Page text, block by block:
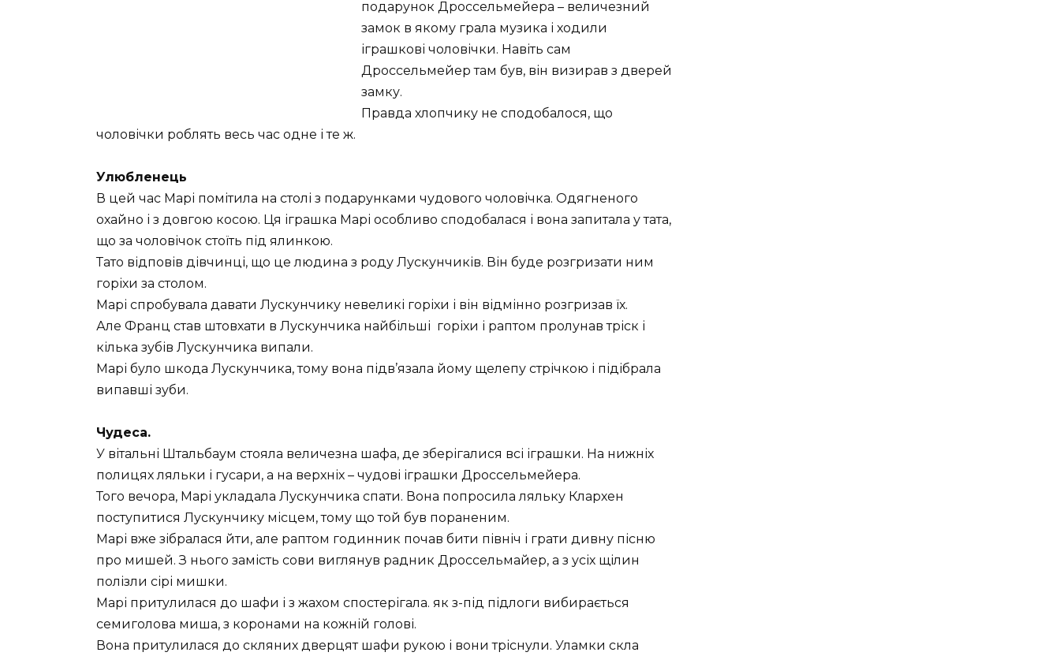
подарунок Дроссельмейера – величезний
замок в якому грала музика і ходили
іграшкові чоловічки. Навіть сам
Дроссельмейер там був, він визирав з дверей
замку.
Правда хлопчику не сподобалося, що
чоловічки роблять весь час одне і те ж.
Улюбленець
В цей час Марі помітила на столі з подарунками чудового чоловічка. Одягненого
охайно і з довгою косою. Ця іграшка Марі особливо сподобалася і вона запитала у тата,
що за чоловічок стоїть під ялинкою.
Тато відповів дівчинці, що це людина з роду Лускунчиків. Він буде розгризати ним
горіхи за столом.
Марі спробувала давати Лускунчику невеликі горіхи і він відмінно розгризав їх.
Але Франц став штовхати в Лускунчика найбільші горіхи і раптом пролунав тріск і
кілька зубів Лускунчика випали.
Марі було шкода Лускунчика, тому вона підв’язала йому щелепу стрічкою і підібрала
випавші зуби.
Чудеса.
У вітальні Штальбаум стояла величезна шафа, де зберігалися всі іграшки. На нижніх
полицях ляльки і гусари, а на верхніх – чудові іграшки Дроссельмейера.
Того вечора, Марі укладала Лускунчика спати. Вона попросила ляльку Клархен
поступитися Лускунчику місцем, тому що той був пораненим.
Марі вже зібралася йти, але раптом годинник почав бити північ і грати дивну пісню
про мишей. З нього замість сови виглянув радник Дроссельмайер, а з усіх щілин
полізли сірі мишки.
Марі притулилася до шафи і з жахом спостерігала. як з-під підлоги вибирається
семиголова миша, з коронами на кожній голові.
Вона притулилася до скляних дверцят шафи рукою і вони тріснули. Уламки скла